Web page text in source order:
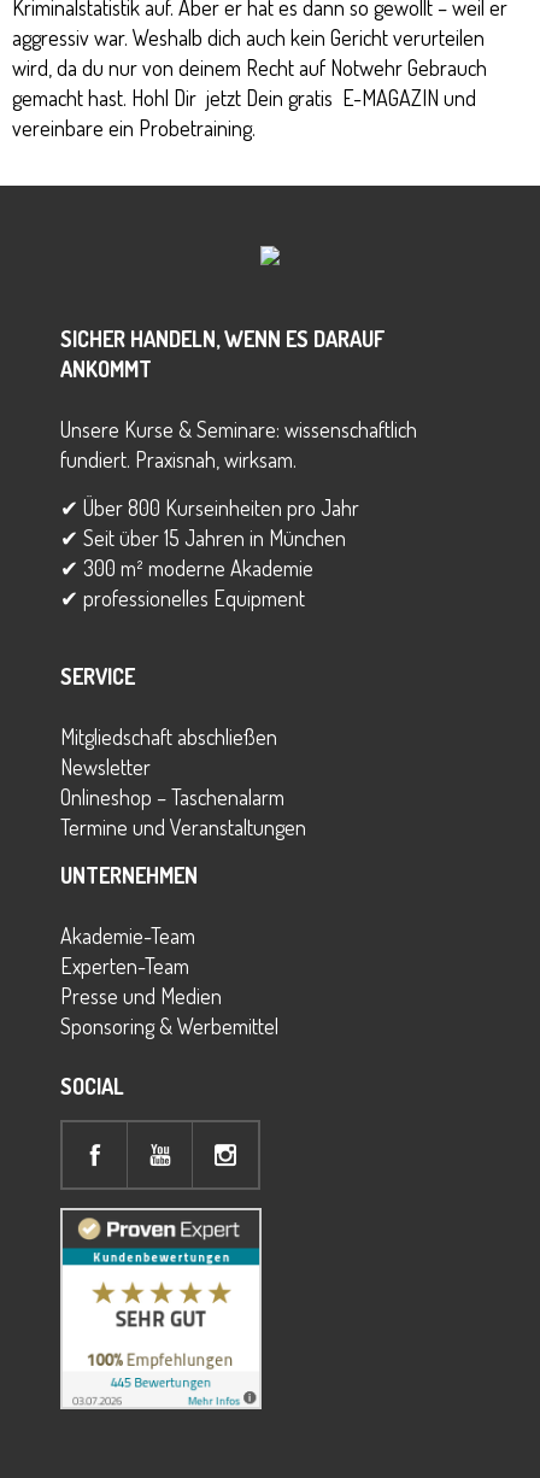
Kriminalstatistik auf. Aber er hat es dann so gewollt – weil er
aggressiv war. Weshalb dich auch kein Gericht verurteilen
wird, da du nur von deinem Recht auf Notwehr Gebrauch
gemacht hast. Hohl Dir jetzt Dein gratis E-MAGAZIN und
vereinbare ein Probetraining.
SICHER HANDELN, WENN ES DARAUF
ANKOMMT
Unsere Kurse & Seminare: wissenschaftlich
fundiert. Praxisnah, wirksam.
✔ Über 800 Kurseinheiten pro Jahr
✔ Seit über 15 Jahren in München
✔ 300 m² moderne Akademie
✔ professionelles Equipment
SERVICE
Mitgliedschaft abschließen
Newsletter
Onlineshop – Taschenalarm
Termine und Veranstaltungen
UNTERNEHMEN
Akademie-Team
Experten-Team
Presse und Medien
Sponsoring & Werbemittel
SOCIAL